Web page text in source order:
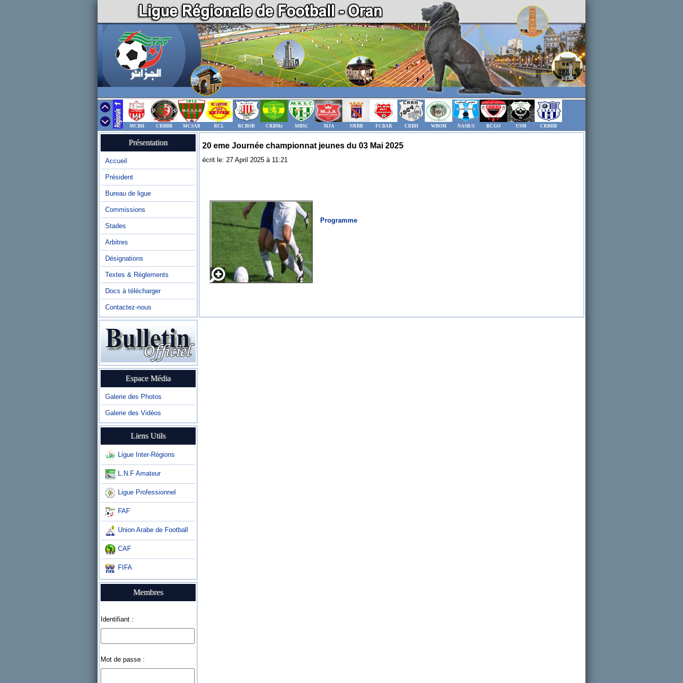
MCBH CRBBB MCSAB RCL RCBOR CRBMz MBSC MJA NRBB FCBAR CRBH WBOM NASR/S RCGO USM CRBHB
Présentation
Accueil
Président
Bureau de ligue
Commissions
Stades
Arbitres
Désignations
Textes & Réglements
Docs à télécharger
Contactez-nous
Espace Média
Galerie des Photos
Galerie des Vidéos
Liens Utils
Ligue Inter-Régions
L.N.F Amateur
Ligue Professionnel
FAF
Union Arabe de Football
CAF
FIFA
Membres
Identifiant :
Mot de passe :
20 eme Journée championnat jeunes du 03 Mai 2025
écrit le: 27 April 2025 à 11:21
Programme